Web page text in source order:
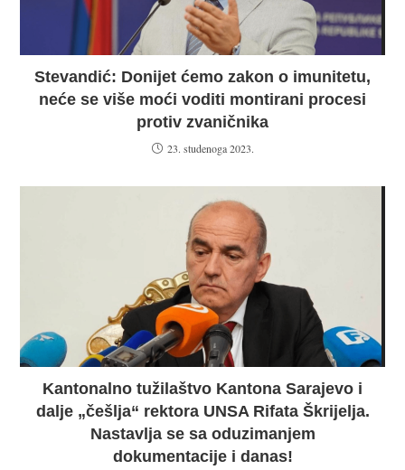
Stevandić: Donijet ćemo zakon o imunitetu,
neće se više moći voditi montirani procesi
protiv zvaničnika
23. studenoga 2023.
Kantonalno tužilaštvo Kantona Sarajevo i
dalje „češlja“ rektora UNSA Rifata Škrijelja.
Nastavlja se sa oduzimanjem
dokumentacije i danas!